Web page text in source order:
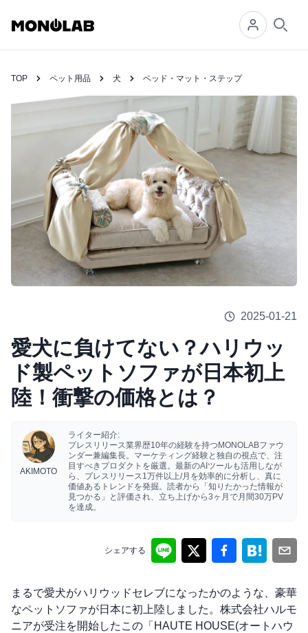
TOP ペット用品 犬 ベッド・マット・ステップ
2025-01-21
愛犬に負けてない？ハリウッ
ド製ペットソファが日本初上
陸！衝撃の価格とは？
AKIMOTO
ライター紹介:
プレスリリース業界歴10年の経験を持つMONOLABファウ
ンダー兼編集長。マーケティング経験と独自の視点で、注
目すべきプロダクトを厳選。最新のAIツールも活用しなが
ら、プレスリリース1万件以上/月を効率的に分析し、真に
価値あるトレンドを発掘。読者から「知りたかった情報が
見つかる」と評価され、立ち上げから3ヶ月で月間30万PV
を達成。
シェアする
まるで愛犬がハリウッドセレブになったかのような、豪華
なペットソファが日本に初上陸しました。株式会社ハルモ
ニアが受注を開始したこの「HAUTE HOUSE(オートハウ